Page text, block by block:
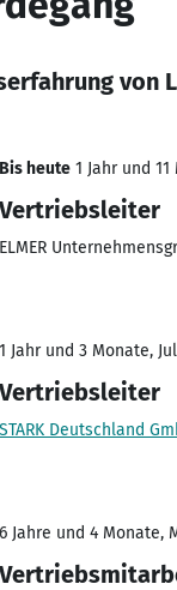
von
Bis heute 1 Jahr und
Vertriebsleiter
ELMER
1 Jahr und 3 Monate,
Vertriebsleiter
STARK Deutschland
6 Jahre und 4 Monate,